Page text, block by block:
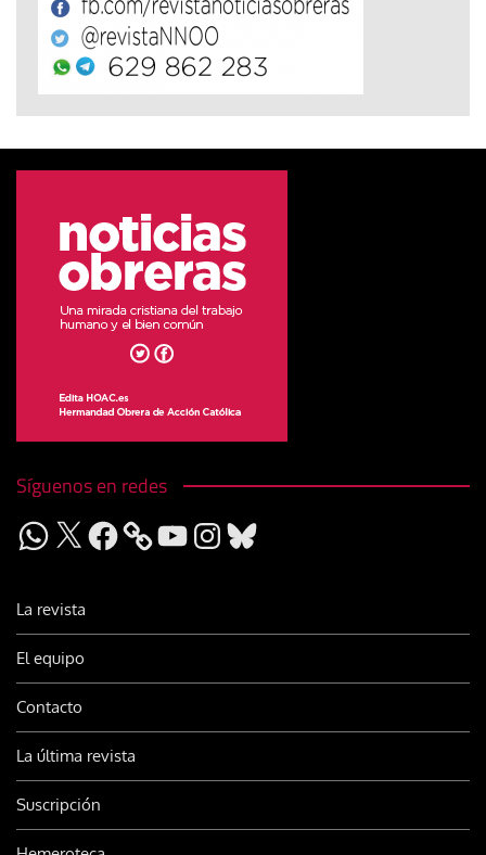
Síguenos en redes
WhatsApp
X Facebook YouTubeInstagram
Bluesky
La revista
El equipo
Contacto
La última revista
Suscripción